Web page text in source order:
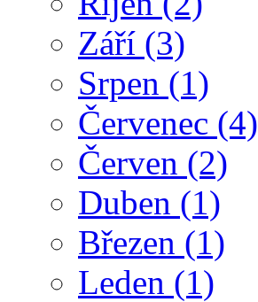
Září (3)
Srpen (1)
Červenec (4)
Červen (2)
Duben (1)
Březen (1)
Leden (1)